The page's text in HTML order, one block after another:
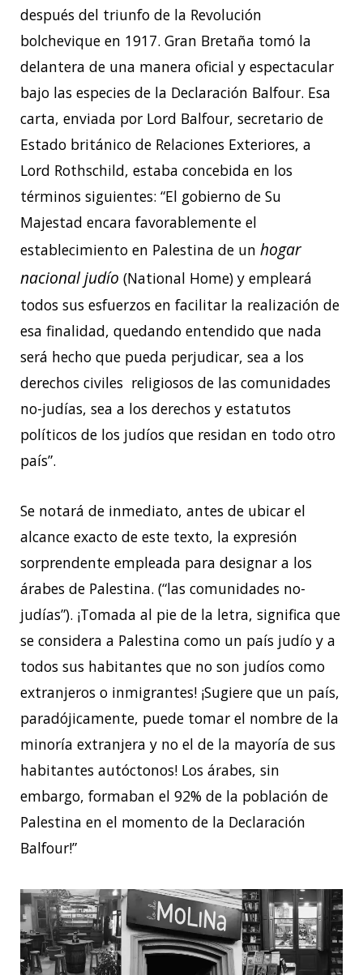
después del triunfo de la Revolución
bolchevique en 1917. Gran Bretaña tomó la
delantera de una manera oficial y espectacular
bajo las especies de la Declaración Balfour. Esa
carta, enviada por Lord Balfour, secretario de
Estado británico de Relaciones Exteriores, a
Lord Rothschild, estaba concebida en los
términos siguientes: “El gobierno de Su
Majestad encara favorablemente el
establecimiento en Palestina de un hogar
nacional judío (National Home) y empleará
todos sus esfuerzos en facilitar la realización de
esa finalidad, quedando entendido que nada
será hecho que pueda perjudicar, sea a los
derechos civiles religiosos de las comunidades
no-judías, sea a los derechos y estatutos
políticos de los judíos que residan en todo otro
país”.
Se notará de inmediato, antes de ubicar el
alcance exacto de este texto, la expresión
sorprendente empleada para designar a los
árabes de Palestina. (“las comunidades no-
judías”). ¡Tomada al pie de la letra, significa que
se considera a Palestina como un país judío y a
todos sus habitantes que no son judíos como
extranjeros o inmigrantes! ¡Sugiere que un país,
paradójicamente, puede tomar el nombre de la
minoría extranjera y no el de la mayoría de sus
habitantes autóctonos! Los árabes, sin
embargo, formaban el 92% de la población de
Palestina en el momento de la Declaración
Balfour!”